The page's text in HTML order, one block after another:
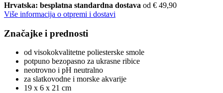
Hrvatska: besplatna standardna dostava od € 49,90
Više informacija o otpremi i dostavi
Značajke i prednosti
od visokokvalitetne poliesterske smole
potpuno bezopasno za ukrasne ribice
neotrovno i pH neutralno
za slatkovodne i morske akvarije
19 x 6 x 21 cm